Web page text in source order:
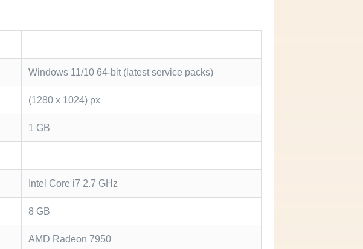
Windows 11/10 64-bit (latest service packs)
(1280 x 1024) px
1 GB
Intel Core i7 2.7 GHz
8 GB
AMD Radeon 7950